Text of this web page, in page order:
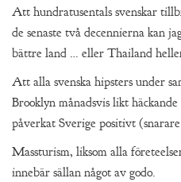
Att hundratusentals svenskar
de senaste två decennierna kan
bättre land … eller Thailand
Att alla svenska hipsters under
Brooklyn månadsvis likt
påverkat Sverige positivt
Massturism, liksom alla
innebär sällan något av godo.